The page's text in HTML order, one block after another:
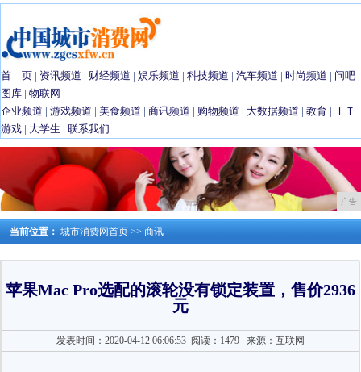
首 页 | 资讯频道 | 财经频道 | 娱乐频道 | 科技频道 | 汽车频道 | 时尚频道 | 问吧 |
图库 | 物联网 |
企业频道 | 游戏频道 | 美食频道 | 商讯频道 | 购物频道 | 大数据频道 | 教育 |
ＩＴ
游戏 | 大学生 | 联系我们
广告
当前位置： 城市消费网首页 >> 商讯
苹果Mac Pro选配的滚轮没有锁定装置，售价2936
元
发表时间：2020-04-12 06:06:53 阅读：1479来源：互联网